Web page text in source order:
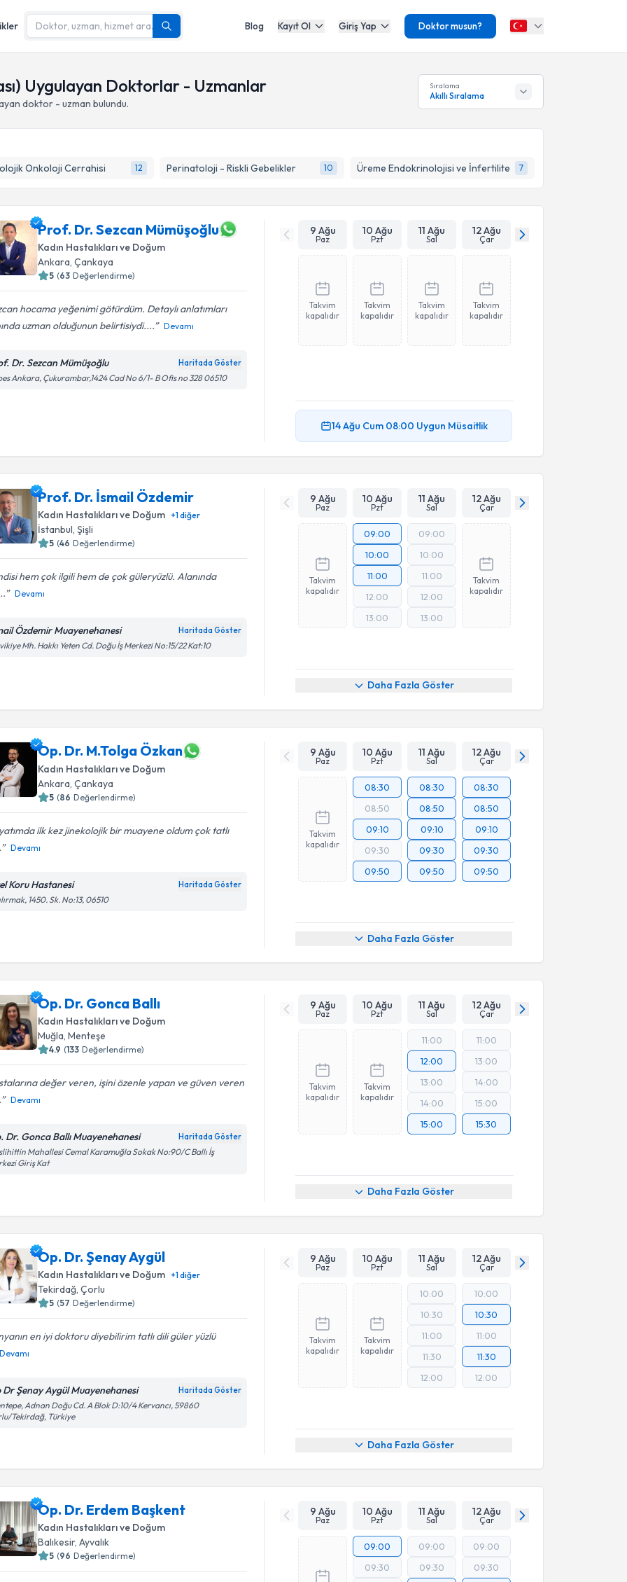
Blog Kayıt Ol Giriş Yap Doktor musun?
Uygulayan Doktorlar - Uzmanlar
doktor - uzman bulundu.
Sıralama
Akıllı Sıralama
Onkoloji Cerrahisi 12 Perinatoloji - Riskli Gebelikler 10 Üreme Endokrinolojisi ve İnfertilite 7
Prof. Dr. Sezcan Mümüşoğlu
Kadın Hastalıkları ve Doğum
Ankara,Çankaya
5 (63 Değerlendirme)
hocama yeğenimi götürdüm. Detaylı anlatımları
uzman olduğunun belirtisiydi....
Devamı
Dr. Sezcan Mümüşoğlu Haritada Göster
Ankara, Çukurambar,1424 Cad No 6/1- B Ofis no 328 06510
9 Ağu
Paz
10 Ağu
Pzt
11 Ağu
Sal
12 Ağu
Çar
Takvim
kapalıdır
Takvim
kapalıdır
Takvim
kapalıdır
Takvim
kapalıdır
14 Ağu Cum 08:00 Uygun Müsaitlik
Prof. Dr. İsmail Özdemir
Kadın Hastalıkları ve Doğum +1diğer
İstanbul,Şişli
5 (46 Değerlendirme)
hem çok ilgili hem de çok güleryüzlü. Alanında
Devamı
Özdemir Muayenehanesi Haritada Göster
Mh. Hakkı Yeten Cd. Doğu İş Merkezi No:15/22 Kat:10
9 Ağu
Paz
10 Ağu
Pzt
11 Ağu
Sal
12 Ağu
Çar
Takvim
kapalıdır
09:00
10:00
11:00
12:00
13:00
09:00
10:00
11:00
12:00
13:00
Takvim
kapalıdır
Daha Fazla Göster
Op. Dr. M.Tolga Özkan
Kadın Hastalıkları ve Doğum
Ankara ,Çankaya
5 (86 Değerlendirme)
ilk kez jinekolojik bir muayene oldum çok tatlı
Devamı
Koru Hastanesi Haritada Göster
1450. Sk. No:13, 06510
9 Ağu
Paz
10 Ağu
Pzt
11 Ağu
Sal
12 Ağu
Çar
Takvim
kapalıdır
08:30
08:50
09:10
09:30
09:50
08:30
08:50
09:10
09:30
09:50
08:30
08:50
09:10
09:30
09:50
Daha Fazla Göster
Op. Dr. Gonca Ballı
Kadın Hastalıkları ve Doğum
Muğla,Menteşe
4.9 (133 Değerlendirme)
değer veren, işini özenle yapan ve güven veren
Devamı
Dr. Gonca Ballı Muayenehanesi Haritada Göster
Mahallesi Cemal Karamuğla Sokak No:90/C Ballı İş
Giriş Kat
9 Ağu
Paz
10 Ağu
Pzt
11 Ağu
Sal
12 Ağu
Çar
Takvim
kapalıdır
Takvim
kapalıdır
11:00
12:00
13:00
14:00
15:00
11:00
13:00
14:00
15:00
15:30
Daha Fazla Göster
Op. Dr. Şenay Aygül
Kadın Hastalıkları ve Doğum +1diğer
Tekirdağ ,Çorlu
5 (57 Değerlendirme)
en iyi doktoru diyebilirim tatlı dili güler yüzlü
Devamı
Dr Şenay Aygül Muayenehanesi Haritada Göster
Adnan Doğu Cd. A Blok D:10/4 Kervancı, 59860
Tekirdağ, Türkiye
9 Ağu
Paz
10 Ağu
Pzt
11 Ağu
Sal
12 Ağu
Çar
Takvim
kapalıdır
Takvim
kapalıdır
10:00
10:30
11:00
11:30
12:00
10:00
10:30
11:00
11:30
12:00
Daha Fazla Göster
Op. Dr. Erdem Başkent
Kadın Hastalıkları ve Doğum
Balıkesir,Ayvalık
5 (96 Değerlendirme)
9 Ağu
Paz
10 Ağu
Pzt
11 Ağu
Sal
12 Ağu
Çar
09:00
09:30
09:00
09:30
09:00
09:30